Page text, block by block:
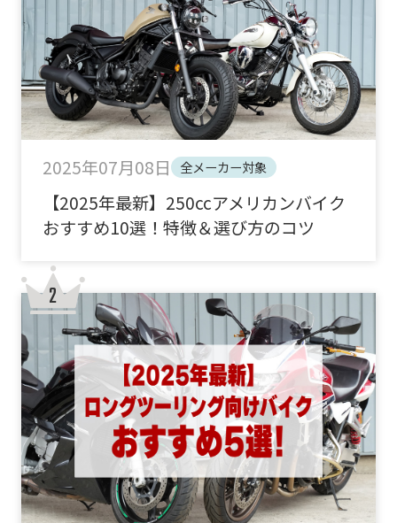
2025年07月08日 全メーカー対象
【2025年最新】250ccアメリカンバイク
おすすめ10選！特徴＆選び方のコツ